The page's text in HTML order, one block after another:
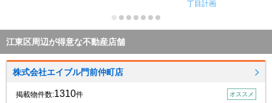
丁目計画
江東区周辺が得意な不動産店舗
株式会社エイブル門前仲町店
掲載物件数:1310件 オススメ